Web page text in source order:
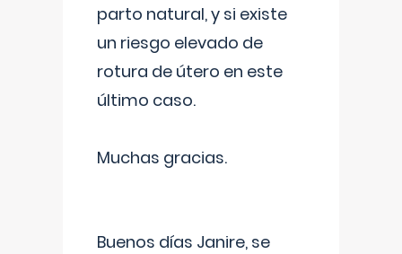
parto natural, y si existe
un riesgo elevado de
rotura de útero en este
último caso.
Muchas gracias.
Buenos días Janire, se